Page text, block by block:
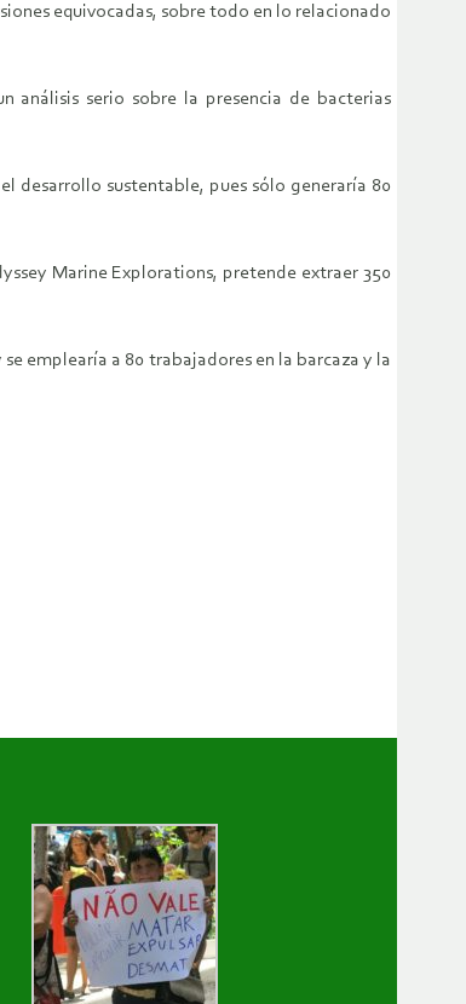
equivocadas, sobre todo en lo relacionado
análisis serio sobre la presencia de bacterias
desarrollo sustentable, pues sólo generaría 80
Marine Explorations, pretende extraer 350
emplearía a 80 trabajadores en la barcaza y la